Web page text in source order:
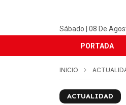
Sábado | 08 De
PORTADA
INICIO
ACTUALIDAD